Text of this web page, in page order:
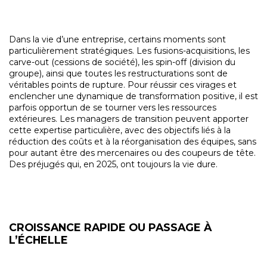
Dans la vie d’une entreprise, certains moments sont
particulièrement stratégiques. Les fusions-acquisitions, les
carve-out (cessions de société), les spin-off (division du
groupe), ainsi que toutes les restructurations sont de
véritables points de rupture. Pour réussir ces virages et
enclencher une dynamique de transformation positive, il est
parfois opportun de se tourner vers les ressources
extérieures. Les managers de transition peuvent apporter
cette expertise particulière, avec des objectifs liés à la
réduction des coûts et à la réorganisation des équipes, sans
pour autant être des mercenaires ou des coupeurs de tête.
Des préjugés qui, en 2025, ont toujours la vie dure.
CROISSANCE RAPIDE OU PASSAGE À
L’ÉCHELLE